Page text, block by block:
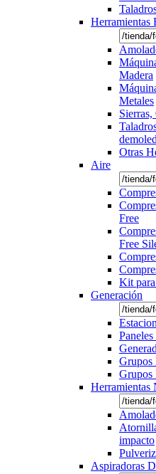
Herramientas
Madera
Metales
Otras
Aire
Free
Free
Kit
Generación
Grupos
Grupos
Herramientas
impacto
Aspiradoras